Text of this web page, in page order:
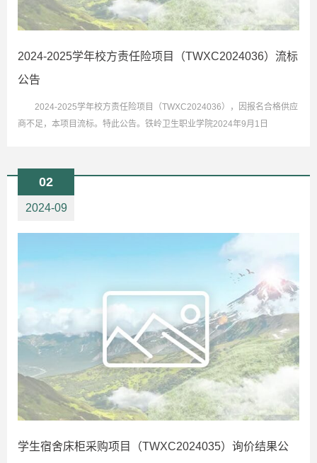
2024-2025学年校方责任险项目（TWXC2024036）流标
公告
2024-2025学年校方责任险项目（TWXC2024036），因报名合格供应
商不足，本项目流标。特此公告。铁岭卫生职业学院2024年9月1日
02
2024-09
学生宿舍床柜采购项目（TWXC2024035）询价结果公